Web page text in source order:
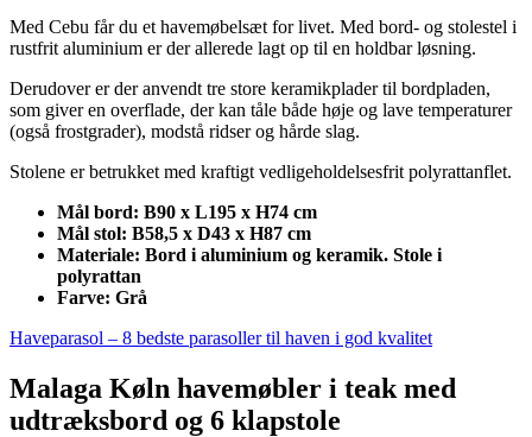
Med Cebu får du et havemøbelsæt for livet. Med bord- og stolestel i
rustfrit aluminium er der allerede lagt op til en holdbar løsning.
Derudover er der anvendt tre store keramikplader til bordpladen,
som giver en overflade, der kan tåle både høje og lave temperaturer
(også frostgrader), modstå ridser og hårde slag.
Stolene er betrukket med kraftigt vedligeholdelsesfrit polyrattanflet.
Mål bord: B90 x L195 x H74 cm
Mål stol: B58,5 x D43 x H87 cm
Materiale: Bord i aluminium og keramik. Stole i
polyrattan
Farve: Grå
Haveparasol – 8 bedste parasoller til haven i god kvalitet
Malaga Køln havemøbler i teak med
udtræksbord og 6 klapstole